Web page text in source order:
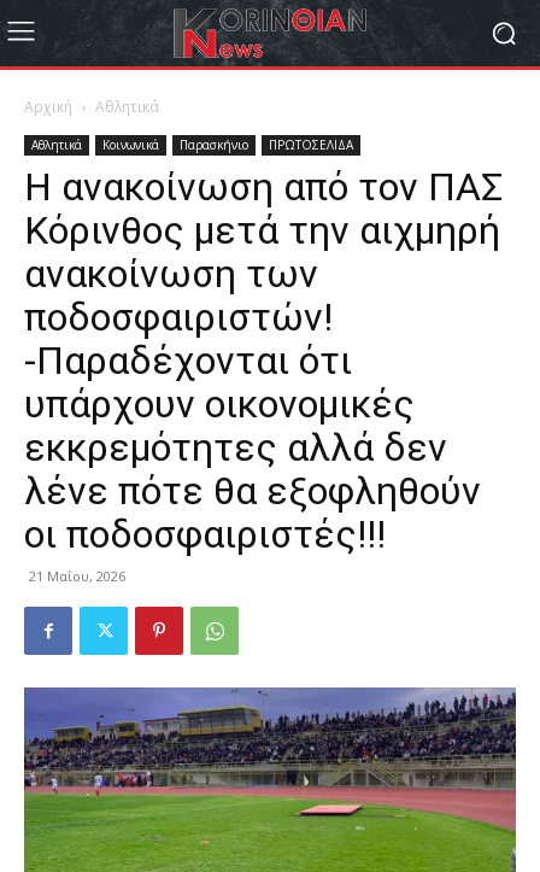
Αρχική Αθλητικά
Αθλητικά Κοινωνικά Παρασκήνιο ΠΡΩΤΟΣΕΛΙΔΑ
Η ανακοίνωση από τον ΠΑΣ
Κόρινθος μετά την αιχμηρή
ανακοίνωση των
ποδοσφαιριστών!
-Παραδέχονται ότι
υπάρχουν οικονομικές
εκκρεμότητες αλλά δεν
λένε πότε θα εξοφληθούν
οι ποδοσφαιριστές!!!
21 Μαΐου, 2026